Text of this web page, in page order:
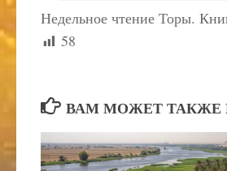
Недельное чтение Торы.
58
ВАМ МОЖЕТ ТАКЖЕ